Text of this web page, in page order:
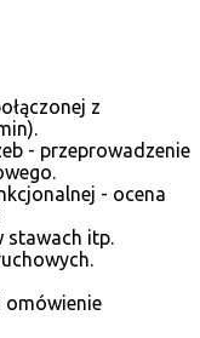
z
- przeprowadzenie
- ocena
stawach itp.
omówienie